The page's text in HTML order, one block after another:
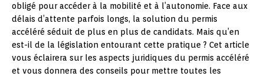
obligé pour accéder à la mobilité et à l’autonomie. Face aux
délais d’attente parfois longs, la solution du permis
accéléré séduit de plus en plus de candidats. Mais qu’en
est-il de la législation entourant cette pratique ? Cet article
vous éclairera sur les aspects juridiques du permis accéléré
et vous donnera des conseils pour mettre toutes les